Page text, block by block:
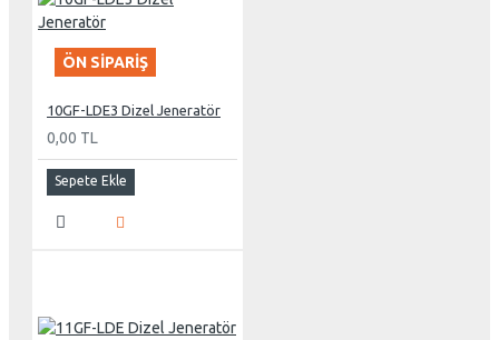
ÖN SIPARIŞ
10GF-LDE3 Dizel Jeneratör
0,00 TL
Sepete Ekle